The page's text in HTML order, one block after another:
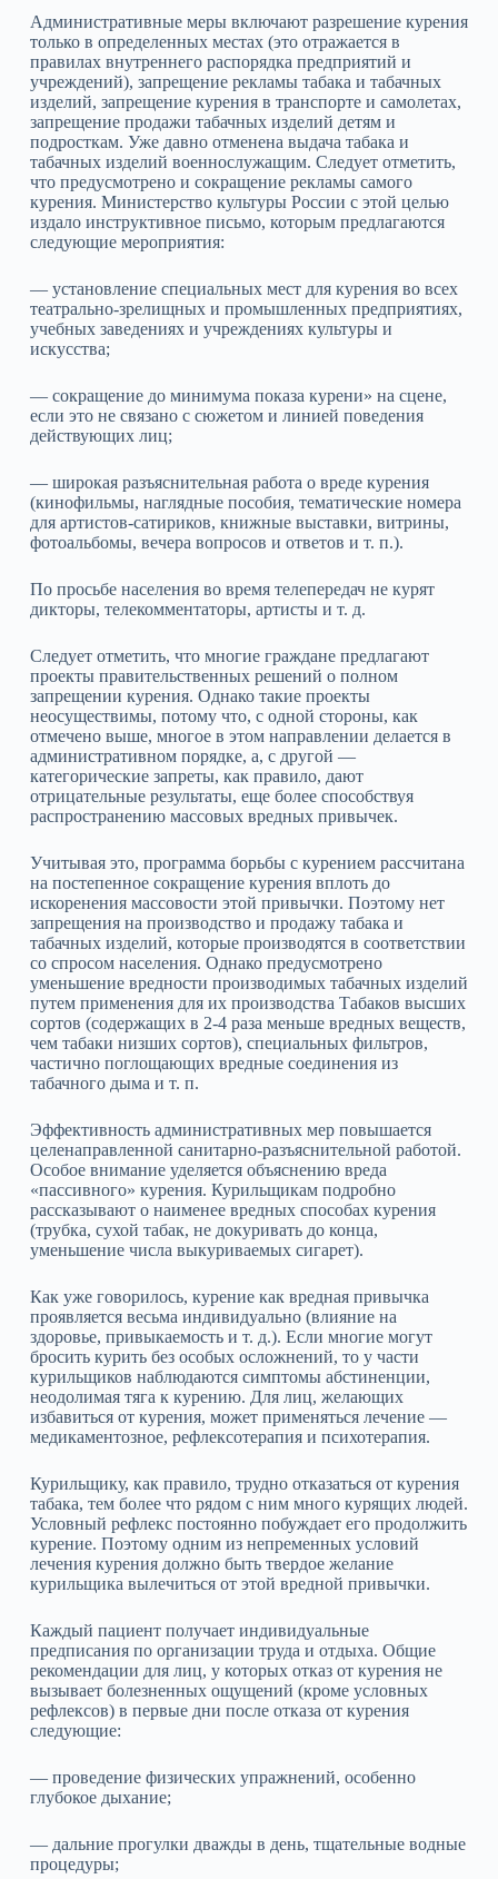
Административные меры включают разрешение курения
только в определенных местах (это отражается в
правилах внутреннего распорядка предприятий и
учреждений), запрещение рекламы табака и табачных
изделий, запрещение курения в транспорте и самолетах,
запрещение продажи табачных изделий детям и
подросткам. Уже давно отменена выдача табака и
табачных изделий военнослужащим. Следует отметить,
что предусмотрено и сокращение рекламы самого
курения. Министерство культуры России с этой целью
издало инструктивное письмо, которым предлагаются
следующие мероприятия:
— установление специальных мест для курения во всех
театрально‑зрелищных и промышленных предприятиях,
учебных заведениях и учреждениях культуры и
искусства;
— сокращение до минимума показа курени» на сцене,
если это не связано с сюжетом и линией поведения
действующих лиц;
— широкая разъяснительная работа о вреде курения
(кинофильмы, наглядные пособия, тематические номера
для артистов‑сатириков, книжные выставки, витрины,
фотоальбомы, вечера вопросов и ответов и т. п.).
По просьбе населения во время телепередач не курят
дикторы, телекомментаторы, артисты и т. д.
Следует отметить, что многие граждане предлагают
проекты правительственных решений о полном
запрещении курения. Однако такие проекты
неосуществимы, потому что, с одной стороны, как
отмечено выше, многое в этом направлении делается в
административном порядке, а, с другой —
категорические запреты, как правило, дают
отрицательные результаты, еще более способствуя
распространению массовых вредных привычек.
Учитывая это, программа борьбы с курением рассчитана
на постепенное сокращение курения вплоть до
искоренения массовости этой привычки. Поэтому нет
запрещения на производство и продажу табака и
табачных изделий, которые производятся в соответствии
со спросом населения. Однако предусмотрено
уменьшение вредности производимых табачных изделий
путем применения для их производства Табаков высших
сортов (содержащих в 2‑4 раза меньше вредных веществ,
чем табаки низших сортов), специальных фильтров,
частично поглощающих вредные соединения из
табачного дыма и т. п.
Эффективность административных мер повышается
целенаправленной санитарно‑разъяснительной работой.
Особое внимание уделяется объяснению вреда
«пассивного» курения. Курильщикам подробно
рассказывают о наименее вредных способах курения
(трубка, сухой табак, не докуривать до конца,
уменьшение числа выкуриваемых сигарет).
Как уже говорилось, курение как вредная привычка
проявляется весьма индивидуально (влияние на
здоровье, привыкаемость и т. д.). Если многие могут
бросить курить без особых осложнений, то у части
курильщиков наблюдаются симптомы абстиненции,
неодолимая тяга к курению. Для лиц, желающих
избавиться от курения, может применяться лечение —
медикаментозное, рефлексотерапия и психотерапия.
Курильщику, как правило, трудно отказаться от курения
табака, тем более что рядом с ним много курящих людей.
Условный рефлекс постоянно побуждает его продолжить
курение. Поэтому одним из непременных условий
лечения курения должно быть твердое желание
курильщика вылечиться от этой вредной привычки.
Каждый пациент получает индивидуальные
предписания по организации труда и отдыха. Общие
рекомендации для лиц, у которых отказ от курения не
вызывает болезненных ощущений (кроме условных
рефлексов) в первые дни после отказа от курения
следующие:
— проведение физических упражнений, особенно
глубокое дыхание;
— дальние прогулки дважды в день, тщательные водные
процедуры;